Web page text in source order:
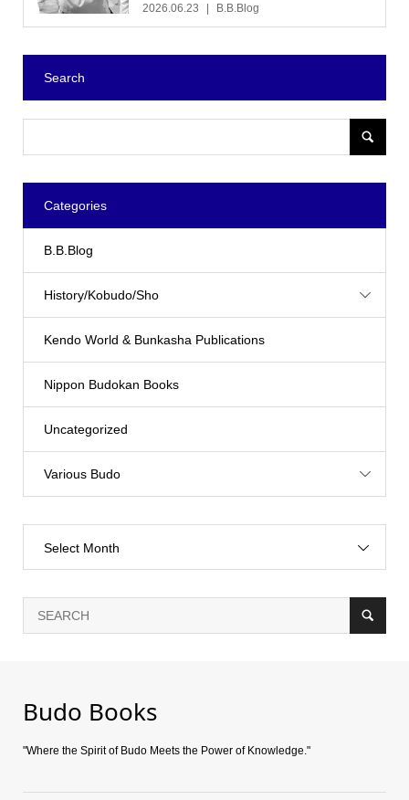
2026.06.23 B.B.Blog
Search
Categories
B.B.Blog
History/Kobudo/Sho
Kendo World & Bunkasha Publications
Nippon Budokan Books
Uncategorized
Various Budo
Select Month
Budo Books
"Where the Spirit of Budo Meets the Power of Knowledge."